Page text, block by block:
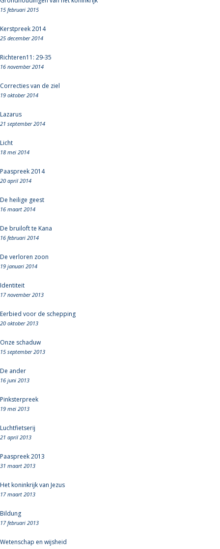
15 februari 2015
Kerstpreek 2014
25 december 2014
Richteren11: 29-35
16 november 2014
Correcties van de ziel
19 oktober 2014
Lazarus
21 september 2014
Licht
18 mei 2014
Paaspreek 2014
20 april 2014
De heilige geest
16 maart 2014
De bruiloft te Kana
16 februari 2014
De verloren zoon
19 januari 2014
Identiteit
17 november 2013
Eerbied voor de schepping
20 oktober 2013
Onze schaduw
15 september 2013
De ander
16 juni 2013
Pinksterpreek
19 mei 2013
Luchtfietserij
21 april 2013
Paaspreek 2013
31 maart 2013
Het koninkrijk van Jezus
17 maart 2013
Bildung
17 februari 2013
Wetenschap en wijsheid